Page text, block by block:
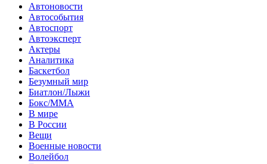
Автоновости
Автособытия
Автоспорт
Автоэксперт
Актеры
Аналитика
Баскетбол
Безумный мир
Биатлон/Лыжи
Бокс/MMA
В мире
В России
Вещи
Военные новости
Волейбол